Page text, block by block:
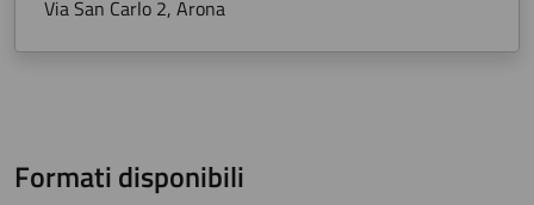
Via San Carlo 2, Arona
Formati disponibili